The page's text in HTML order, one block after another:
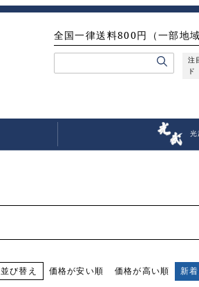
全国一律送料800円（一部地
注
ド
光
並び替え 価格が安い順 価格が高い順 新